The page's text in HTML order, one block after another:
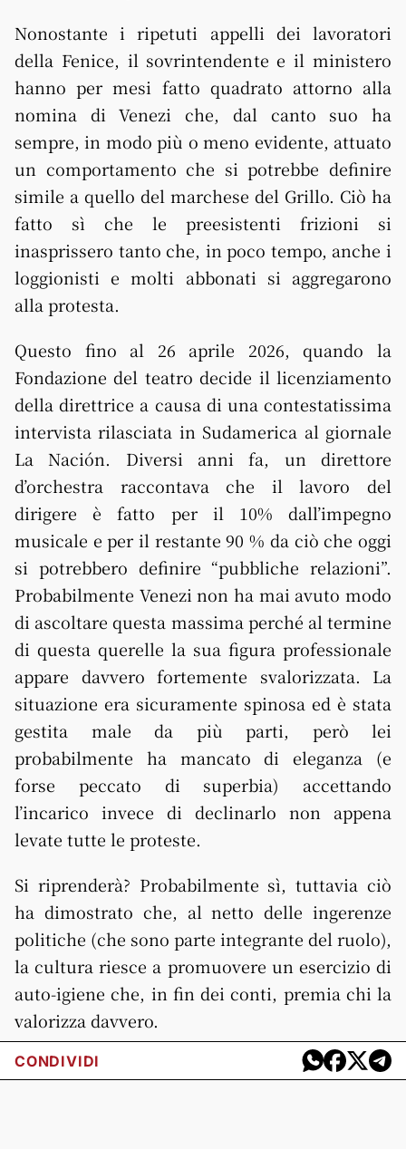
Nonostante i ripetuti appelli dei lavoratori
della Fenice, il sovrintendente e il ministero
hanno per mesi fatto quadrato attorno alla
nomina di Venezi che, dal canto suo ha
sempre, in modo più o meno evidente, attuato
un comportamento che si potrebbe definire
simile a quello del marchese del Grillo. Ciò ha
fatto sì che le preesistenti frizioni si
inasprissero tanto che, in poco tempo, anche i
loggionisti e molti abbonati si aggregarono
alla protesta.
Questo fino al 26 aprile 2026, quando la
Fondazione del teatro decide il licenziamento
della direttrice a causa di una contestatissima
intervista rilasciata in Sudamerica al giornale
La Nación. Diversi anni fa, un direttore
d’orchestra raccontava che il lavoro del
dirigere è fatto per il 10% dall’impegno
musicale e per il restante 90 % da ciò che oggi
si potrebbero definire “pubbliche relazioni”.
Probabilmente Venezi non ha mai avuto modo
di ascoltare questa massima perché al termine
di questa querelle la sua figura professionale
appare davvero fortemente svalorizzata. La
situazione era sicuramente spinosa ed è stata
gestita male da più parti, però lei
probabilmente ha mancato di eleganza (e
forse peccato di superbia) accettando
l’incarico invece di declinarlo non appena
levate tutte le proteste.
Si riprenderà? Probabilmente sì, tuttavia ciò
ha dimostrato che, al netto delle ingerenze
politiche (che sono parte integrante del ruolo),
la cultura riesce a promuovere un esercizio di
auto-igiene che, in fin dei conti, premia chi la
valorizza davvero.
CONDIVIDI